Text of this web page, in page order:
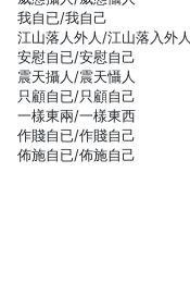
我自已/我自己
江山落人外人/江山落入外人
安慰自已/安慰自己
震天攝人/震天懾人
只顧自已/只顧自己
一樣東兩/一樣東西
作賤自已/作賤自己
佈施自已/佈施自己